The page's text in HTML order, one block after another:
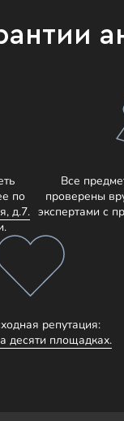
по
д.7.
Все
проверены
экспертами с
репутация:
десяти площадках.